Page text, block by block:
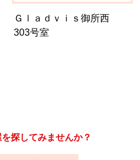
Ｇｌａｄｖｉｓ御所西
303号室
探してみませんか？